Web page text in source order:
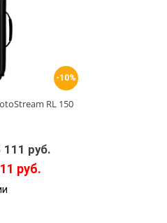
-10%
RL 150
111 руб.
руб.